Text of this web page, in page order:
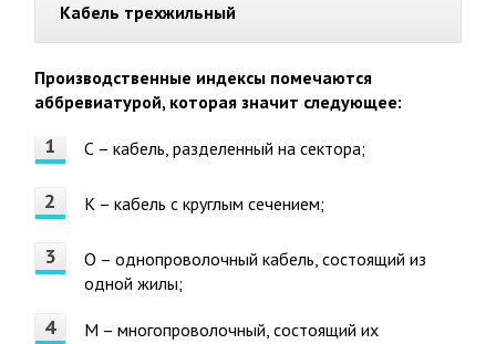
Кабель трехжильный
Производственные индексы помечаются
аббревиатурой, которая значит следующее:
С – кабель, разделенный на сектора;
К – кабель с круглым сечением;
О – однопроволочный кабель, состоящий из
одной жилы;
М – многопроволочный, состоящий их